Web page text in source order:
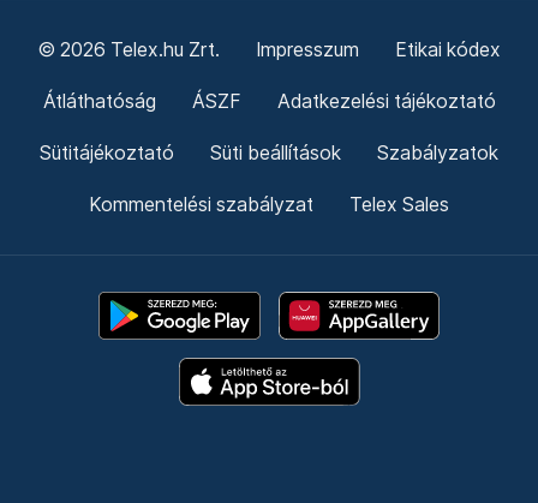
© 2026 Telex.hu Zrt. Impresszum Etikai kódex
Átláthatóság ÁSZF Adatkezelési tájékoztató
Sütitájékoztató Süti beállítások Szabályzatok
Kommentelési szabályzat Telex Sales